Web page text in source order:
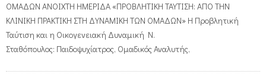
ΟΜΑΔΩΝ ΑΝΟΙΧΤΗ ΗΜΕΡΙΔΑ «ΠΡΟΒΛΗΤΙΚΗ ΤΑΥΤΙΣΗ: ΑΠΟ ΤΗΝ
ΚΛΙΝΙΚΗ ΠΡΑΚΤΙΚΗ ΣΤΗ ΔΥΝΑΜΙΚΗ ΤΩΝ ΟΜΑΔΩΝ» Η Προβλητική
Ταύτιση και η Οικογενειακή Δυναμική Ν.
Σταθόπουλος: Παιδοψυχίατρος, Ομαδικός Αναλυτής,